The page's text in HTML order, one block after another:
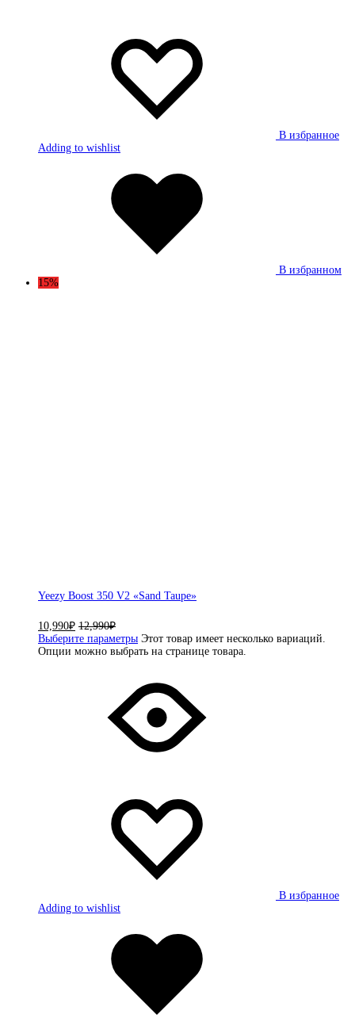
В избранное
Adding to wishlist
В избранном
15%
Yeezy Boost 350 V2 «Sand Taupe»
10,990₽ 12,990₽
Выберите параметры Этот товар имеет несколько вариаций.
Опции можно выбрать на странице товара.
В избранное
Adding to wishlist